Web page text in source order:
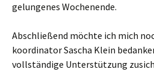
gelun­ge­nes Wochenende.
Abschlie­ßend möch­te ich mich
ko­or­di­na­tor Sascha Klein
voll­stän­di­ge Unter­stüt­zung